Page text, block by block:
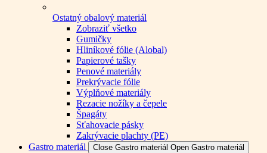
Ostatný obalový materiál
Zobraziť všetko
Gumičky
Hliníkové fólie (Alobal)
Papierové tašky
Penové materiály
Prekrývacie fólie
Výplňové materiály
Rezacie nožíky a čepele
Špagáty
Sťahovacie pásky
Zakrývacie plachty (PE)
Gastro materiál
Close Gastro materiál Open Gastro materiál